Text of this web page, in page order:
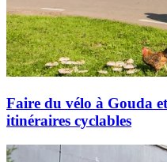
Faire du vélo à Gouda
itinéraires cyclables